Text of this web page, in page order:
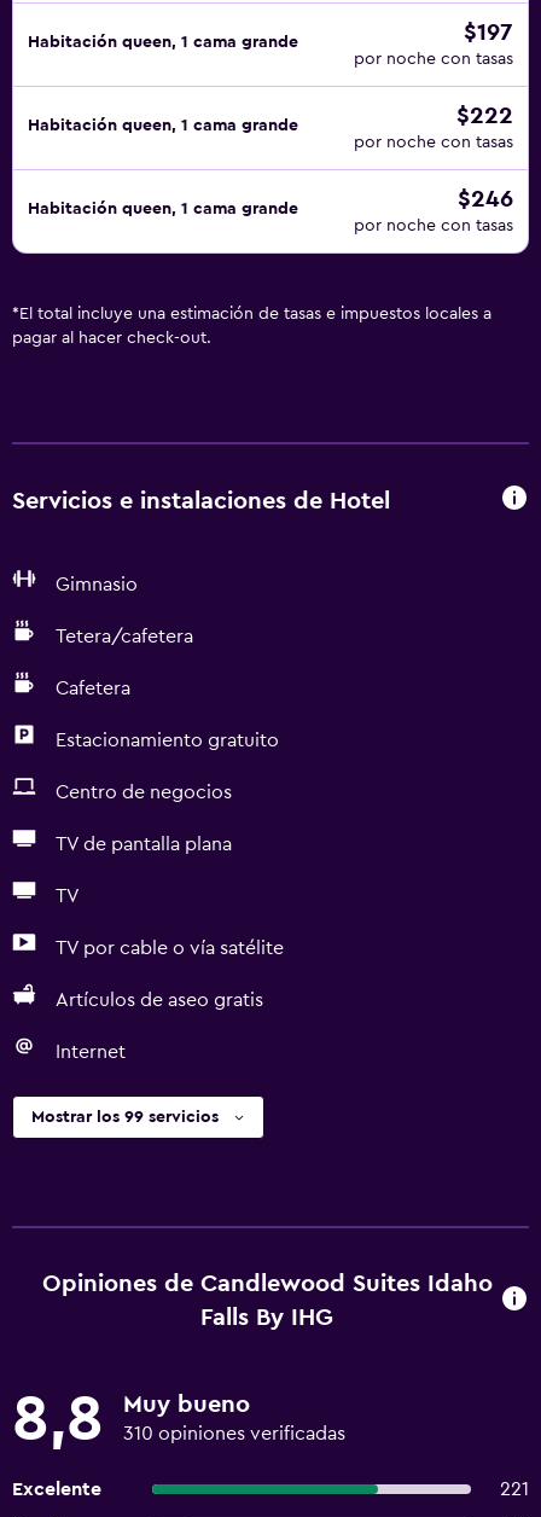
Habitación queen, 1 cama grande $197
por noche con tasas
Habitación queen, 1 cama grande $222
por noche con tasas
Habitación queen, 1 cama grande $246
por noche con tasas
* El total incluye una estimación de tasas e impuestos locales a
pagar al hacer check-out.
Servicios e instalaciones de Hotel
Gimnasio
Tetera/cafetera
Cafetera
Estacionamiento gratuito
Centro de negocios
TV de pantalla plana
TV
TV por cable o vía satélite
Artículos de aseo gratis
Internet
Mostrar los 99 servicios
Opiniones de Candlewood Suites Idaho
Falls By IHG
8,8 Muy bueno
310 opiniones verificadas
Excelente
221